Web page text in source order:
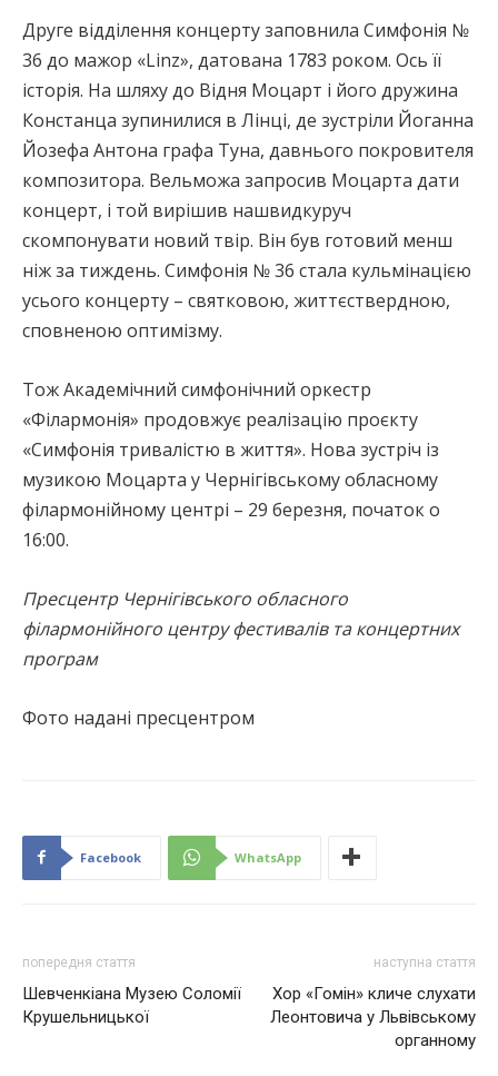
Друге відділення концерту заповнила Симфонія №
36 до мажор «Linz», датована 1783 роком. Ось її
історія. На шляху до Відня Моцарт і його дружина
Констанца зупинилися в Лінці, де зустріли Йоганна
Йозефа Антона графа Туна, давнього покровителя
композитора. Вельможа запросив Моцарта дати
концерт, і той вирішив нашвидкуруч
скомпонувати новий твір. Він був готовий менш
ніж за тиждень. Симфонія № 36 стала кульмінацією
усього концерту – святковою, життєствердною,
сповненою оптимізму.
Тож Академічний симфонічний оркестр
«Філармонія» продовжує реалізацію проєкту
«Симфонія тривалістю в життя». Нова зустріч із
музикою Моцарта у Чернігівському обласному
філармонійному центрі – 29 березня, початок о
16:00.
Пресцентр Чернігівського обласного
філармонійного центру фестивалів та концертних
програм
Фото надані пресцентром
Facebook WhatsApp
попередня стаття
Шевченкіана Музею Соломії
Крушельницької
наступна стаття
Хор «Гомін» кличе слухати
Леонтовича у Львівському
органному